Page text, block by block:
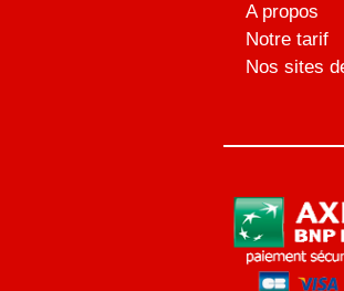
A propos
Notre tarif
Nos sites